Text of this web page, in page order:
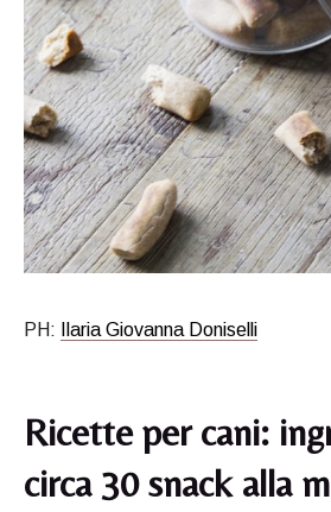
PH: Ilaria Giovanna Doniselli
Ricette per cani:
circa 30 snack alla